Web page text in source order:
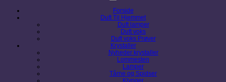
Forside
Duft Til Hjemmet
Duft lamper
Duft voks
Duft voks Prøver
Krystaller
Nyheder krystaller
Lommesten
Lamper
Tårne og Spidser
Klynger